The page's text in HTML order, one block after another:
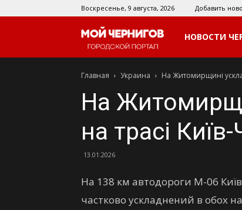
Воскресенье, 9 августа, 2026 Добавить
Мой
Чернигов
НОВОСТИ
Главная Украина На Житомирщині
На
на трасі
13.01.2026
На 138 км автодороги М-06
частково ускладнений в обох